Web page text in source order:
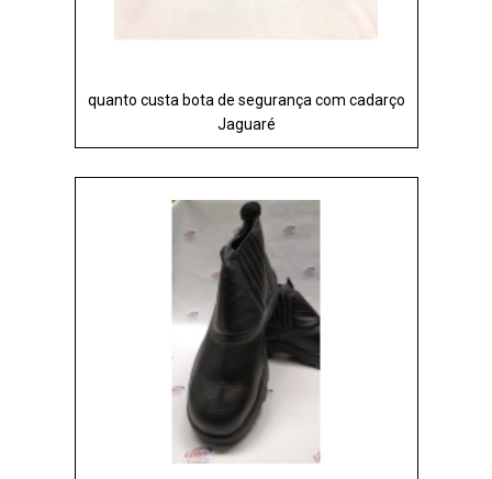
quanto custa bota de segurança com cadarço
Jaguaré